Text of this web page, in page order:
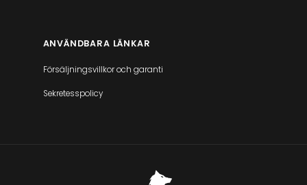
ANVÄNDBARA LÄNKAR
Försäljningsvillkor och garanti
Sekretesspolicy